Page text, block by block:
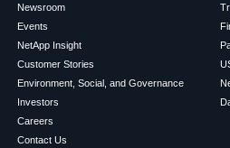
Newsroom
Events
NetApp Insight
Customer Stories
Environment, Social, and Governance
Investors
Careers
Contact Us